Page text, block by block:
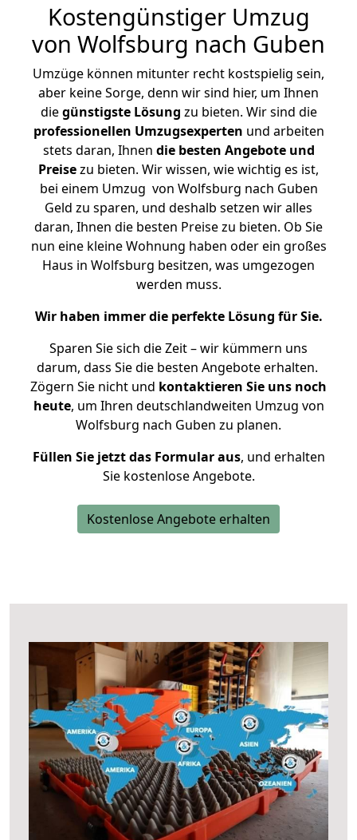
Kostengünstiger Umzug
von Wolfsburg nach Guben
Umzüge können mitunter recht kostspielig sein,
aber keine Sorge, denn wir sind hier, um Ihnen
diegünstigste Lösung zu bieten. Wir sind die
professionellen Umzugsexperten und arbeiten
stets daran, Ihnen die besten Angebote und
Preisezu bieten. Wir wissen, wie wichtig es ist,
bei einem Umzug von Wolfsburg nach Guben
Geld zu sparen, und deshalb setzen wir alles
daran, Ihnen die besten Preise zu bieten. Ob Sie
nun eine kleine Wohnung haben oder ein großes
Haus in Wolfsburg besitzen, was umgezogen
werden muss.
Wir haben immer die perfekte Lösung für Sie.
Sparen Sie sich die Zeit – wir kümmern uns
darum, dass Sie die besten Angebote erhalten.
Zögern Sie nicht und kontaktieren Sie uns noch
heute, um Ihren deutschlandweiten Umzug von
Wolfsburg nach Guben zu planen.
Füllen Sie jetzt das Formular aus, und erhalten
Sie kostenlose Angebote.
Kostenlose Angebote erhalten